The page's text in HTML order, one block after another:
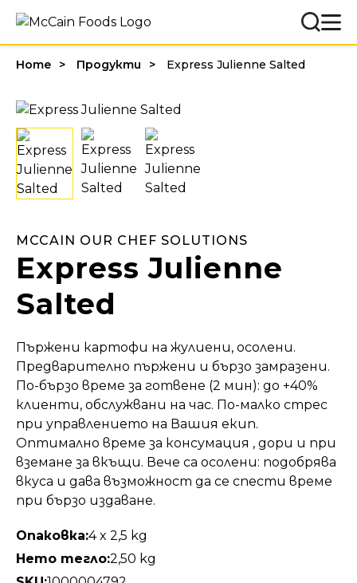
Home Продукти Express Julienne Salted
MCCAIN OUR CHEF SOLUTIONS
Express Julienne
Salted
Пържени картофи на жулиени, осолени.
Предварително пържени и бързо замразени.
По-бързо време за готвене (2 мин): до +40%
клиенти, обслужвани на час. По-малко стрес
при управлението на Вашия екип.
Оптимално време за консумация , дори и при
вземане за вкъщи. Вече са осолени: подобрява
вкуса и дава възможност да се спести време
при бързо издаване.
Опаковка:4 x 2,5 kg
Нето тегло:2,50 kg